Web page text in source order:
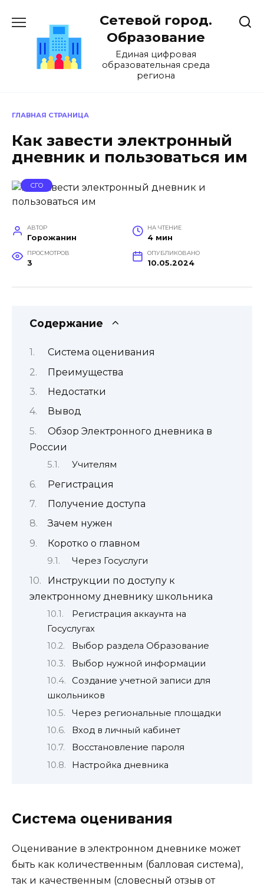
содержанию
Сетевой город.
Образование
Единая цифровая
образовательная среда
региона
ГЛАВНАЯ СТРАНИЦА
Как завести электронный
дневник и пользоваться им
СГО
АВТОР
Горожанин
НА ЧТЕНИЕ
4 мин
ПРОСМОТРОВ
3
ОПУБЛИКОВАНО
10.05.2024
Содержание
Система оценивания
Преимущества
Недостатки
Вывод
Обзор Электронного дневника в
России
Учителям
Регистрация
Получение доступа
Зачем нужен
Коротко о главном
Через Госуслуги
Инструкции по доступу к
электронному дневнику школьника
Регистрация аккаунта на
Госуслугах
Выбор раздела Образование
Выбор нужной информации
Создание учетной записи для
школьников
Через региональные площадки
Вход в личный кабинет
Восстановление пароля
Настройка дневника
Система оценивания
Оценивание в электронном дневнике может
быть как количественным (балловая система),
так и качественным (словесный отзыв от